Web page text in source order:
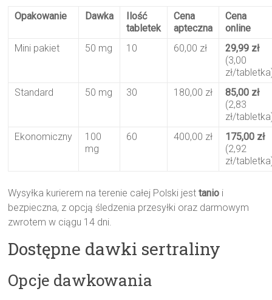
Opakowanie Dawka
Ilość
tabletek
Cena
apteczna
Cena
online
Mini pakiet
50 mg 10 60,00 zł
29,99 zł
(3,00
zł/
Standard
50 mg 30 180,00 zł
85,00 zł
(2,83
zł/
Ekonomiczny
100
mg
60 400,00 zł
175,00 zł
(2,92
zł/
Wysyłka kurierem na terenie całej Polski jesttanio i
bezpieczna, z opcją śledzenia przesyłki oraz darmowym
zwrotem w ciągu 14 dni.
Dostępne dawki sertraliny
Opcje dawkowania